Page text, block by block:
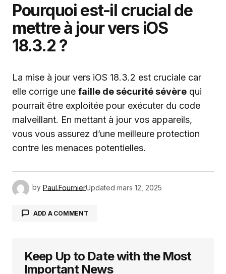
Pourquoi est-il crucial de
mettre à jour vers iOS
18.3.2 ?
La mise à jour vers iOS 18.3.2 est cruciale car
elle corrige une faille de sécurité sévère qui
pourrait être exploitée pour exécuter du code
malveillant. En mettant à jour vos appareils,
vous vous assurez d’une meilleure protection
contre les menaces potentielles.
by Paul.FournierUpdated mars 12, 2025
ADD A COMMENT
Votre adresse e-mail ne sera pas publiée. Les
champs obligatoires sont indiqués avec
Keep Up to Date with the Most
Important News